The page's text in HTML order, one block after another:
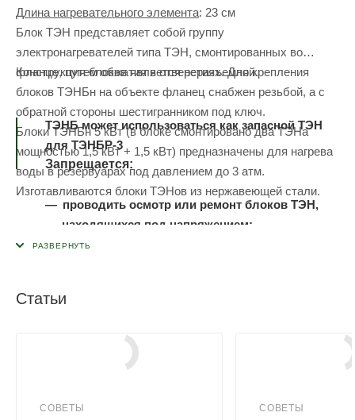
Длина нагревательного элемента: 23 см
Блок ТЭН представляет собой группу
электронагревателей типа ТЭН, смонтированных во
фланце, путем обжатия в отверстиях. Для крепления
блоков ТЭНБн на объекте фланец снабжен резьбой, а с
обратной стороны шестигранником под ключ.
Блоки ТЭНБн 5 кВт (в блоке смонтировано два ТЭНа
мощностью 1,5 кВт + 1,5 кВт) предназначены для нагрева
воды в резервуарах под давлением до 3 атм.
Изготавливаются блоки ТЭНов из нержавеющей стали.
Конструкция блоков является неразъемной.
ТЭНБ может использоваться как запасной ТЭН
для ТЭНБР-3
Запрещается:
проводить осмотр или ремонт блоков ТЭН,
находящихся под напряжением;
проводить замену блоков или изменять
ТЭНБ, должен быть надежно заземлен.
Статьи
СОВЕТЫ
СОВЕТЫ